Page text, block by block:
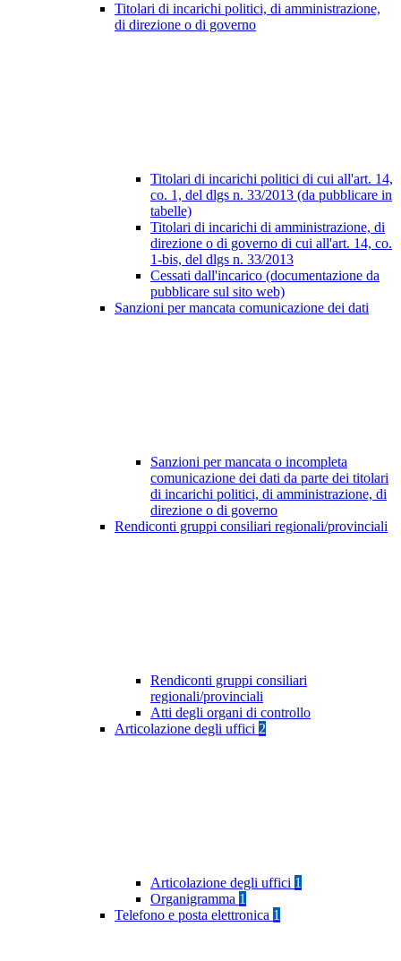
Titolari di incarichi politici, di amministrazione,
di direzione o di governo
Titolari di incarichi politici di cui all'art. 14,
co. 1, del dlgs n. 33/2013 (da pubblicare in
tabelle)
Titolari di incarichi di amministrazione, di
direzione o di governo di cui all'art. 14, co.
1-bis, del dlgs n. 33/2013
Cessati dall'incarico (documentazione da
pubblicare sul sito web)
Sanzioni per mancata comunicazione dei dati
Sanzioni per mancata o incompleta
comunicazione dei dati da parte dei titolari
di incarichi politici, di amministrazione, di
direzione o di governo
Rendiconti gruppi consiliari regionali/provinciali
Rendiconti gruppi consiliari
regionali/provinciali
Atti degli organi di controllo
Articolazione degli uffici 2
Articolazione degli uffici 1
Organigramma 1
Telefono e posta elettronica 1